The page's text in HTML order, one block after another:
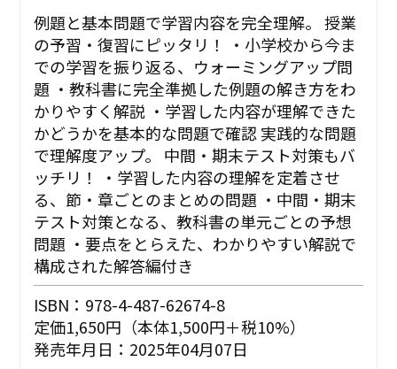
例題と基本問題で学習内容を完全理解。 授業
の予習・復習にピッタリ！ ・小学校から今ま
での学習を振り返る、ウォーミングアップ問
題 ・教科書に完全準拠した例題の解き方をわ
かりやすく解説 ・学習した内容が理解できた
かどうかを基本的な問題で確認 実践的な問題
で理解度アップ。 中間・期末テスト対策もバ
ッチリ！ ・学習した内容の理解を定着させ
る、節・章ごとのまとめの問題 ・中間・期末
テスト対策となる、教科書の単元ごとの予想
問題 ・要点をとらえた、わかりやすい解説で
構成された解答編付き
ISBN：978-4-487-62674-8
定価1,650円（本体1,500円＋税10%）
発売年月日：2025年04月07日